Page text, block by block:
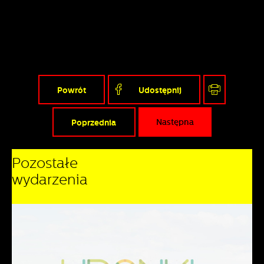
Powrót Udostępnij
Poprzednia Następna
Pozostałe
wydarzenia